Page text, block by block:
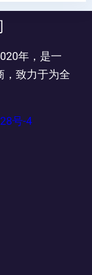
年，是一
，致力于为全
号-4